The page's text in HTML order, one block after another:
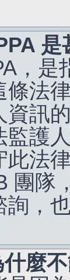
是
，是
條法
資訊
監護
此法
團隊
詢，
麼